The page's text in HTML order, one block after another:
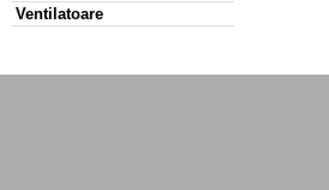
Ventilatoare